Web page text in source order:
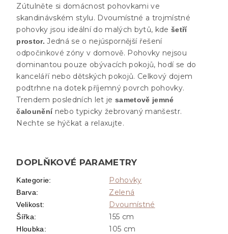
Zútulněte si domácnost pohovkami ve
skandinávském stylu. Dvoumístné a trojmístné
pohovky jsou ideální do malých bytů, kde šetří
prostor. Jedná se o nejúspornější řešení
odpočinkové zóny v domově. Pohovky nejsou
dominantou pouze obývacích pokojů, hodí se do
kanceláří nebo dětských pokojů. Celkový dojem
podtrhne na dotek příjemný povrch pohovky.
Trendem posledních let je sametově jemné
čalouněnínebo typicky žebrovaný manšestr.
Nechte se hýčkat a relaxujte.
DOPLŇKOVÉ PARAMETRY
Kategorie: Pohovky
Barva: Zelená
Velikost: Dvoumístné
Šířka: 155 cm
Hloubka: 105 cm